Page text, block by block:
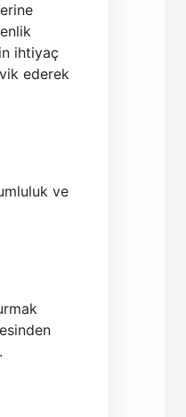
ihtiyaç
ederek
ve